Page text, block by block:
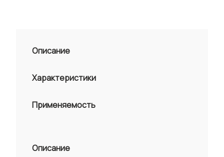
Описание
Характеристики
Применяемость
Описание